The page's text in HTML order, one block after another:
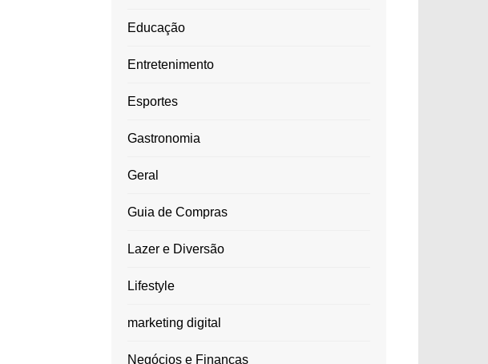
Educação
Entretenimento
Esportes
Gastronomia
Geral
Guia de Compras
Lazer e Diversão
Lifestyle
marketing digital
Negócios e Finanças